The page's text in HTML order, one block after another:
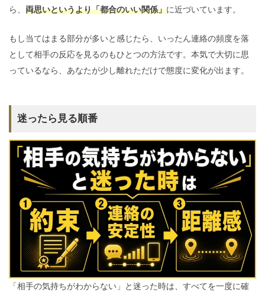
ら、 両思いというより「都合のいい関係」に近づいています。
もし当てはまる部分が多いと感じたら、いったん連絡の頻度を落
として相手の反応を見るのもひとつの方法です。本気で大切に思
っているなら、あなたが少し離れただけで態度に変化が出ます。
迷ったら見る順番
「相手の気持ちがわからない」と迷った時は、すべてを一度に確